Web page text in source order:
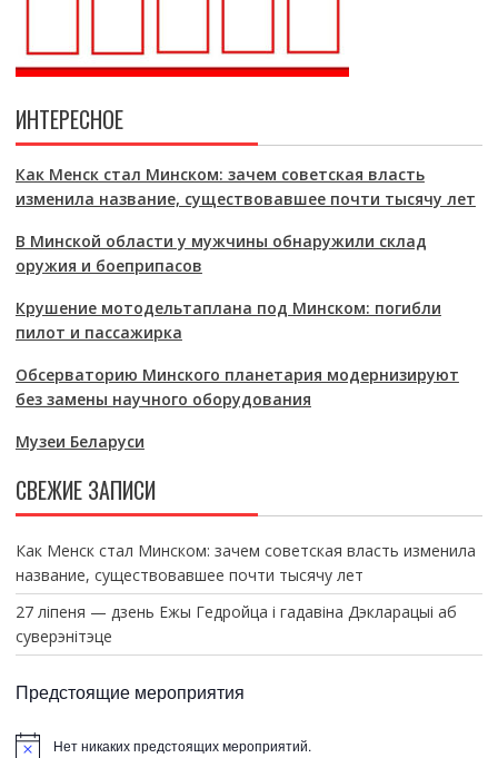
ИНТЕРЕСНОЕ
Как Менск стал Минском: зачем советская власть
изменила название, существовавшее почти тысячу лет
В Минской области у мужчины обнаружили склад
оружия и боеприпасов
Крушение мотодельтаплана под Минском: погибли
пилот и пассажирка
Обсерваторию Минского планетария модернизируют
без замены научного оборудования
Музеи Беларуси
СВЕЖИЕ ЗАПИСИ
Как Менск стал Минском: зачем советская власть изменила
название, существовавшее почти тысячу лет
27 ліпеня — дзень Ежы Гедройца і гадавіна Дэкларацыі аб
суверэнітэце
Предстоящие мероприятия
Нет никаких предстоящих мероприятий.